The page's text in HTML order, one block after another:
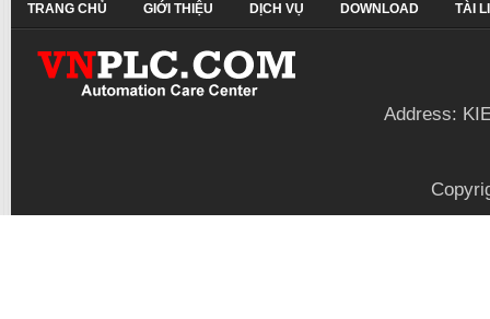
TRANG CHỦ GIỚI THIỆU DỊCH VỤ DOWNLOAD TÀI
Address: